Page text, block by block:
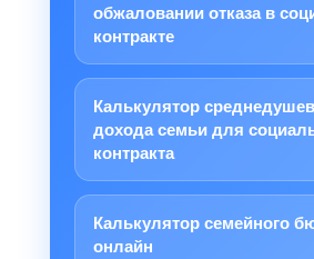
обжаловании отказа в
контракте
Калькулятор
дохода семьи для
контракта
Калькулятор семейного
онлайн